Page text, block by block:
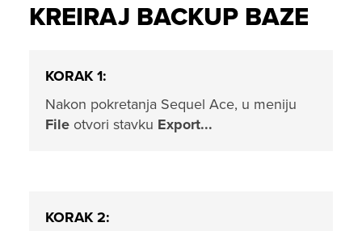
KREIRAJ BACKUP BAZE
KORAK 1:
Nakon pokretanja Sequel Ace, u meniju
File otvori stavku Export...
KORAK 2: